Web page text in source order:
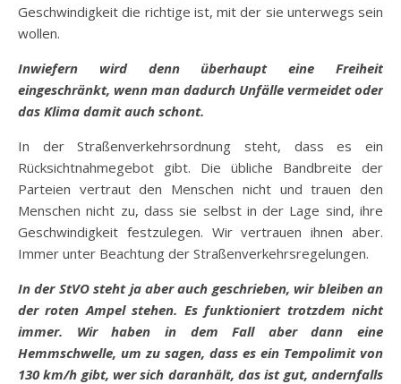
Geschwindigkeit die richtige ist, mit der sie unterwegs sein
wollen.
Inwiefern wird denn überhaupt eine Freiheit
eingeschränkt, wenn man dadurch Unfälle vermeidet oder
das Klima damit auch schont.
In der Straßenverkehrsordnung steht, dass es ein
Rücksichtnahmegebot gibt. Die übliche Bandbreite der
Parteien vertraut den Menschen nicht und trauen den
Menschen nicht zu, dass sie selbst in der Lage sind, ihre
Geschwindigkeit festzulegen. Wir vertrauen ihnen aber.
Immer unter Beachtung der Straßenverkehrsregelungen.
In der StVO steht ja aber auch geschrieben, wir bleiben an
der roten Ampel stehen. Es funktioniert trotzdem nicht
immer. Wir haben in dem Fall aber dann eine
Hemmschwelle, um zu sagen, dass es ein Tempolimit von
130 km/h gibt, wer sich daranhält, das ist gut, andernfalls